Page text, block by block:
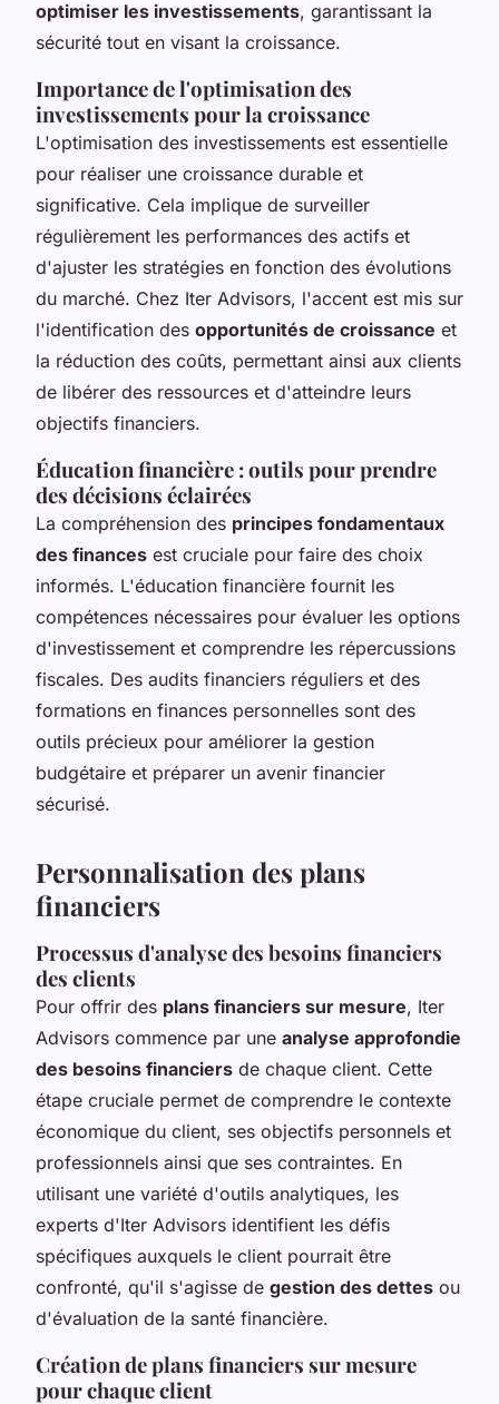
optimiser les investissements, garantissant la
sécurité tout en visant la croissance.
Importance de l'optimisation des
investissements pour la croissance
L'optimisation des investissements est essentielle
pour réaliser une croissance durable et
significative. Cela implique de surveiller
régulièrement les performances des actifs et
d'ajuster les stratégies en fonction des évolutions
du marché. Chez Iter Advisors, l'accent est mis sur
l'identification des opportunités de croissance et
la réduction des coûts, permettant ainsi aux clients
de libérer des ressources et d'atteindre leurs
objectifs financiers.
Éducation financière : outils pour prendre
des décisions éclairées
La compréhension des principes fondamentaux
des finances est cruciale pour faire des choix
informés. L'éducation financière fournit les
compétences nécessaires pour évaluer les options
d'investissement et comprendre les répercussions
fiscales. Des audits financiers réguliers et des
formations en finances personnelles sont des
outils précieux pour améliorer la gestion
budgétaire et préparer un avenir financier
sécurisé.
Personnalisation des plans
financiers
Processus d'analyse des besoins financiers
des clients
Pour offrir des plans financiers sur mesure, Iter
Advisors commence par une analyse approfondie
des besoins financiers de chaque client. Cette
étape cruciale permet de comprendre le contexte
économique du client, ses objectifs personnels et
professionnels ainsi que ses contraintes. En
utilisant une variété d'outils analytiques, les
experts d'Iter Advisors identifient les défis
spécifiques auxquels le client pourrait être
confronté, qu'il s'agisse de gestion des dettes ou
d'évaluation de la santé financière.
Création de plans financiers sur mesure
pour chaque client